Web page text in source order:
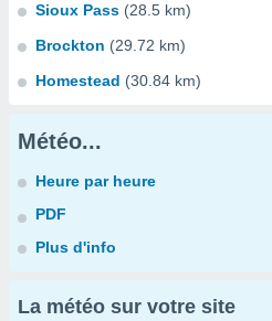
Sioux Pass (28.5 km)
Brockton (29.72 km)
Homestead (30.84 km)
Météo...
Heure par heure
PDF
Plus d'info
La météo sur votre site